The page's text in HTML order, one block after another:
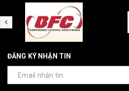
ĐĂNG KÝ NHẬN TIN